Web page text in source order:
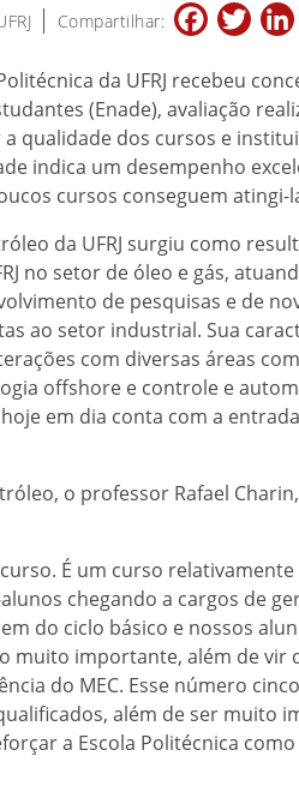
Compartilhar: Facebook
da UFRJ recebeu
(Enade), avaliação
qualidade dos cursos e
indica um desempenho
cursos conseguem atingi-
da UFRJ surgiu como
no setor de óleo e gás,
de pesquisas e de
ao setor industrial. Sua
com diversas áreas
offshore e controle e
em dia conta com a
o professor Rafael
É um curso
chegando a cargos de
do ciclo básico e nossos
muito importante, além de vir
do MEC. Esse número
além de ser muito
a Escola Politécnica